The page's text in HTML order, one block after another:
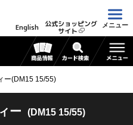
English 公式ショッピング
サイト
メニュー
ー(DM15 15/55)
ー (DM15 15/55)